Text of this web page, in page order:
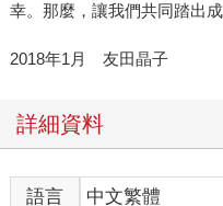
幸。那麼，讓我們共同踏出
2018年1月 友田晶子
詳細資料
語言 中文繁體